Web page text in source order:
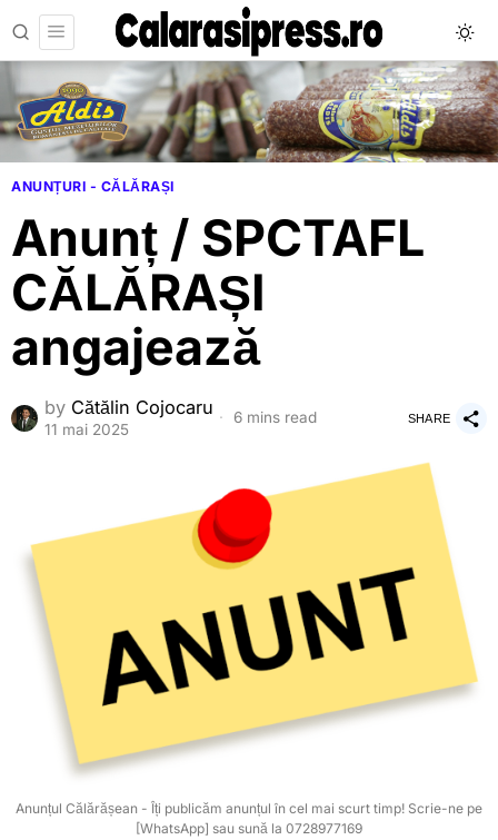
ANUNȚURI - CĂLĂRAȘI
Anunț / SPCTAFL
CĂLĂRAȘI
angajează
by Cătălin Cojocaru
11 mai 2025
6 mins read SHARE
Anunțul Călărășean - Îți publicăm anunțul în cel mai scurt timp! Scrie-ne pe
[WhatsApp] sau sună la 0728977169